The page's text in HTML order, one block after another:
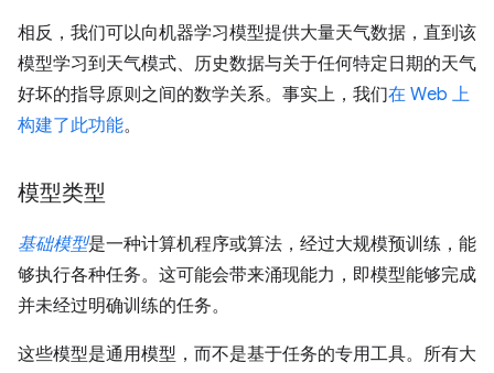
相反，我们可以向机器学习模型提供大量天气数据，直到该
模型学习到天气模式、历史数据与关于任何特定日期的天气
好坏的指导原则之间的数学关系。事实上，我们在 Web 上
构建了此功能。
模型类型
基础模型是一种计算机程序或算法，经过大规模预训练，能
够执行各种任务。这可能会带来涌现能力，即模型能够完成
并未经过明确训练的任务。
这些模型是通用模型，而不是基于任务的专用工具。所有大